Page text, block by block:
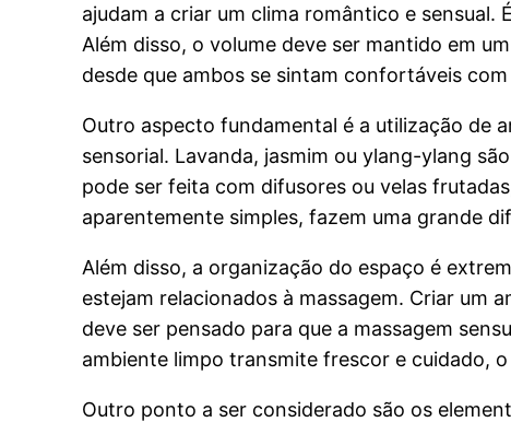
ajudam a criar um clima romântico e
Além disso, o volume deve ser mantido em
desde que ambos se sintam confortáveis com
Outro aspecto fundamental é a utilização de
sensorial. Lavanda, jasmim ou ylang-ylang
pode ser feita com difusores ou velas
aparentemente simples, fazem uma grande
Além disso, a organização do espaço é
estejam relacionados à massagem. Criar um
deve ser pensado para que a massagem
ambiente limpo transmite frescor e cuidado,
Outro ponto a ser considerado são os